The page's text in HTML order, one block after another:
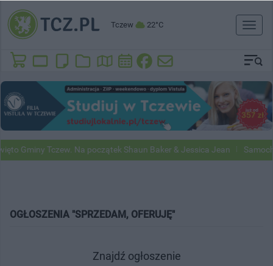
Tczew 22°C
Toggle
Gminy Tczew. Na początek Shaun Baker & Jessica Jean
OGŁOSZENIA "SPRZEDAM, OFERUJĘ"
Znajdź ogłoszenie